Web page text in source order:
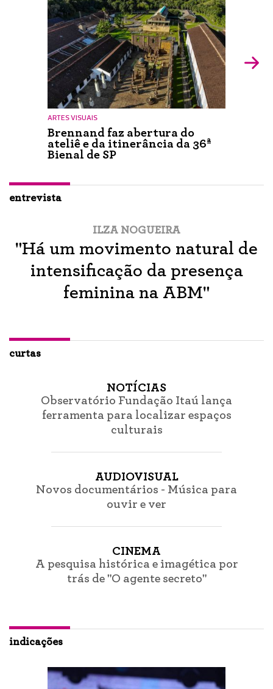
ARTES VISUAIS
Brennand faz abertura do
ateliê e da itinerância da 36ª
Bienal de SP
entrevista
ILZA NOGUEIRA
"Há um movimento natural de
intensificação da presença
feminina na ABM"
curtas
NOTÍCIAS
Observatório Fundação Itaú lança
ferramenta para localizar espaços
culturais
AUDIOVISUAL
Novos documentários - Música para
ouvir e ver
CINEMA
A pesquisa histórica e imagética por
trás de "O agente secreto"
indicações